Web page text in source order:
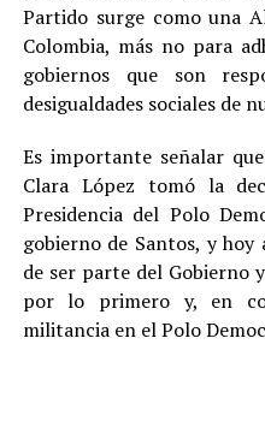
Partido surge como una
Colombia, más no para
gobiernos que son
desigualdades sociales de
Es importante señalar
Clara López tomó la
Presidencia del Polo
gobierno de Santos, y
de ser parte del Gobierno
por lo primero y, en
militancia en el Polo